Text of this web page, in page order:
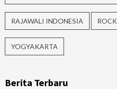
RAJAWALI INDONESIA ROCK
YOGYAKARTA
Berita Terbaru